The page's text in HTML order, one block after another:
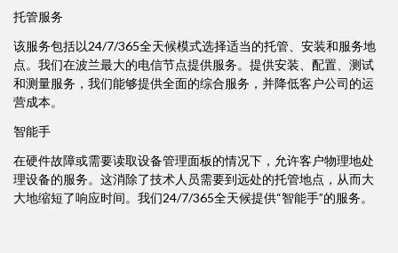
托管服务
该服务包括以24/7/365全天候模式选择适当的托管、安装和服务地
点。我们在波兰最大的电信节点提供服务。提供安装、配置、测试
和测量服务，我们能够提供全面的综合服务，并降低客户公司的运
营成本。
智能手
在硬件故障或需要读取设备管理面板的情况下，允许客户物理地处
理设备的服务。这消除了技术人员需要到远处的托管地点，从而大
大地缩短了响应时间。我们24/7/365全天候提供“智能手”的服务。